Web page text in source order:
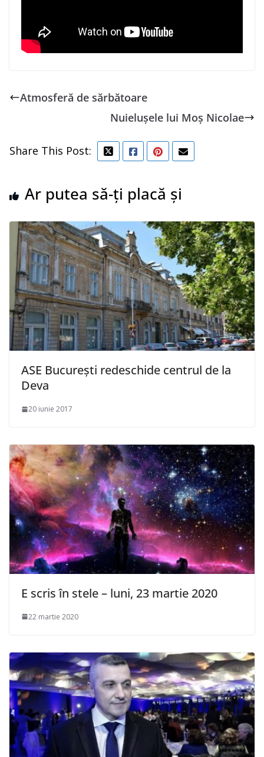
Atmosferă de sărbătoare
Nuielușele lui Moș Nicolae
Share This Post:
Ar putea să-ți placă și
ASE București redeschide centrul de la
Deva
20 iunie 2017
E scris în stele – luni, 23 martie 2020
22 martie 2020